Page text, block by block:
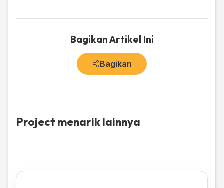
Bagikan Artikel Ini
Bagikan
Project menarik lainnya